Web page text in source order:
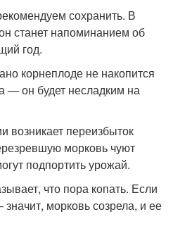
сохранить. В
станет напоминанием об
год.
корнеплоде не накопится
— он будет несладким на
возникает переизбыток
морковь чуют
подпортить урожай.
что пора копать. Если
морковь созрела, и ее